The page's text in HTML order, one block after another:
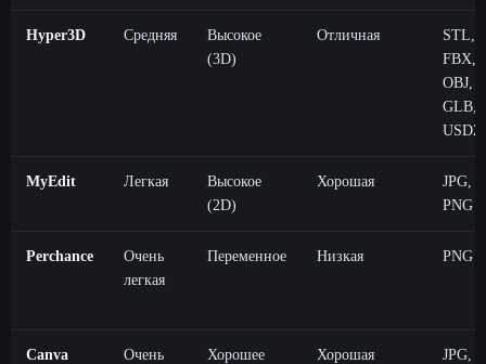
Hyper3D Средняя
Высокое
(3D)
Отличная
STL,
FBX,
OBJ,
GLB,
USDZ
MyEdit Легкая
Высокое
(2D)
Хорошая
JPG,
PNG
Perchance
Очень
легкая
Переменное Низкая PNG
Canva
Очень
Хорошее Хорошая
JPG,